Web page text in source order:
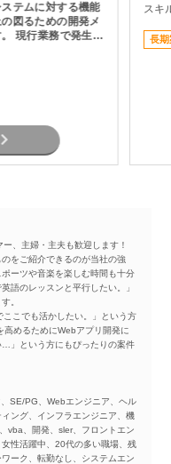
テムに対する機能
図るための開発メ
生し
追加を実現しま
スキ
長期
、主婦・主夫も歓迎します！
をご紹介できるのが当社の強
ーツや音楽を楽しむ時間も十分
語のレッスンと平行したい。」
。
こでも活かしたい。」という方
高めるためにWebアプリ開発に
」という方にもぴったりの案件
SE/PG、Webエンジニア、ヘル
ング、インフラエンジニア、機
vba、開発、sler、フロントエン
性活躍中、20代の多い職場、残
ーク、転勤なし、システムエン